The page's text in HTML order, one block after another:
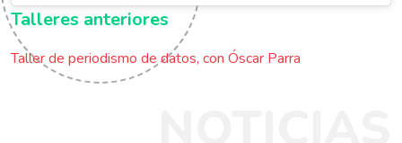
Talleres anteriores
Taller de periodismo de datos, con Óscar Parra